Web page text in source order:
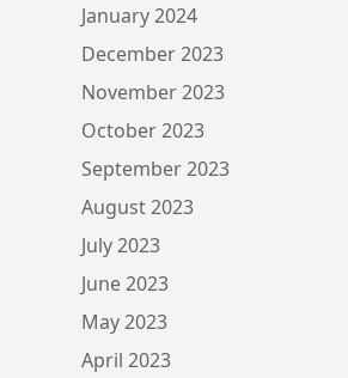
January 2024
December 2023
November 2023
October 2023
September 2023
August 2023
July 2023
June 2023
May 2023
April 2023